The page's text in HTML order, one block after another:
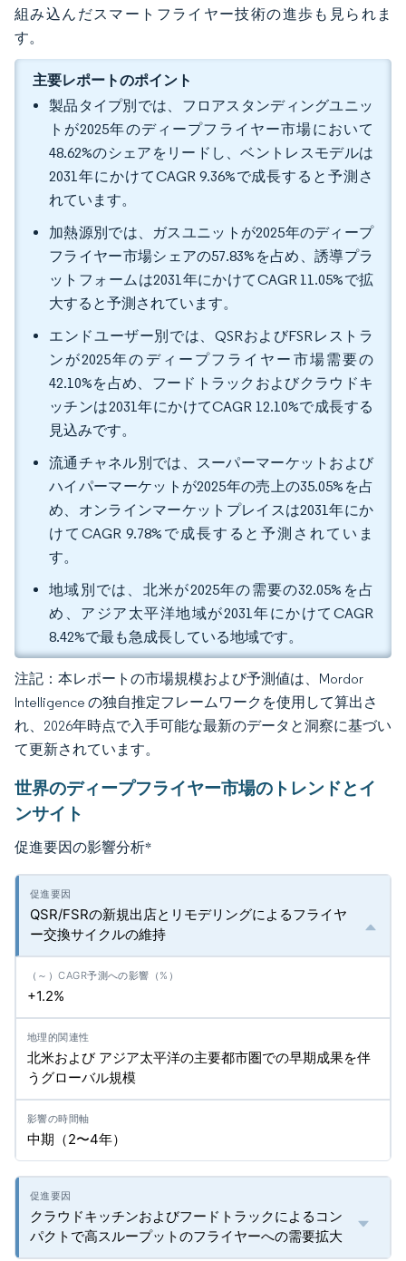
組み込んだスマートフライヤー技術の進歩も見られま
す。
主要レポートのポイント
製品タイプ別では、フロアスタンディングユニッ
トが2025年のディープフライヤー市場において
48.62%のシェアをリードし、ベントレスモデルは
2031年にかけてCAGR 9.36%で成長すると予測さ
れています。
加熱源別では、ガスユニットが2025年のディープ
フライヤー市場シェアの57.83%を占め、誘導プラ
ットフォームは2031年にかけてCAGR 11.05%で拡
大すると予測されています。
エンドユーザー別では、QSRおよびFSRレストラ
ンが2025年のディープフライヤー市場需要の
42.10%を占め、フードトラックおよびクラウドキ
ッチンは2031年にかけてCAGR 12.10%で成長する
見込みです。
流通チャネル別では、スーパーマーケットおよび
ハイパーマーケットが2025年の売上の35.05%を占
め、オンラインマーケットプレイスは2031年にか
けてCAGR 9.78%で成長すると予測されていま
す。
地域別では、北米が2025年の需要の32.05%を占
め、アジア太平洋地域が2031年にかけてCAGR
8.42%で最も急成長している地域です。
注記：本レポートの市場規模および予測値は、Mordor
Intelligence の独自推定フレームワークを使用して算出さ
れ、2026年時点で入手可能な最新のデータと洞察に基づい
て更新されています。
世界のディープフライヤー市場のトレンドとイ
ンサイト
促進要因の影響分析*
QSR/FSRの新規出店とリモデリングによるフライヤ
ー交換サイクルの維持
+1.2%
北米および アジア太平洋の主要都市圏での早期成果を伴
うグローバル規模
中期（2〜4年）
クラウドキッチンおよびフードトラックによるコン
パクトで高スループットのフライヤーへの需要拡大